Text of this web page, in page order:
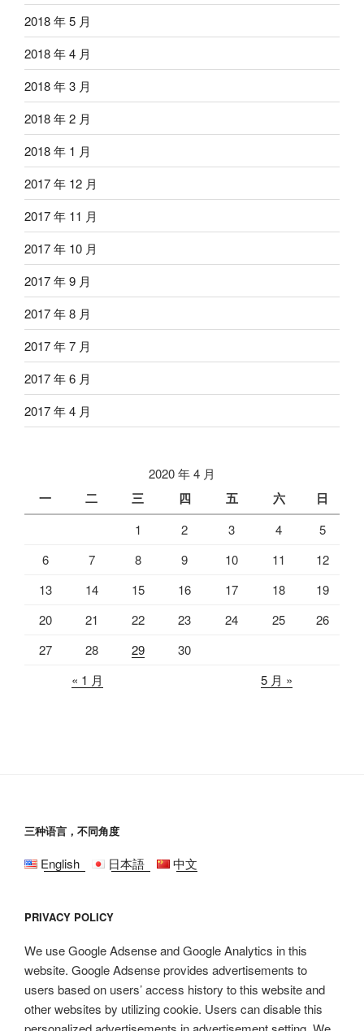
2018 年 5 月
2018 年 4 月
2018 年 3 月
2018 年 2 月
2018 年 1 月
2017 年 12 月
2017 年 11 月
2017 年 10 月
2017 年 9 月
2017 年 8 月
2017 年 7 月
2017 年 6 月
2017 年 4 月
2020 年 4 月
一 二 三 四 五 六 日
1 2 3 4
5
6
7 8 9 10 11
12
13
14 15 16 17 18
19
20
21 22 23 24 25
26
27
28 29
30
« 1 月
5 月 »
三种语言，不同角度
English 日本語 中文
PRIVACY POLICY
We use Google Adsense and Google Analytics in this
website. Google Adsense provides advertisements to
users based on users’ access history to this website and
other websites by utilizing cookie. Users can disable this